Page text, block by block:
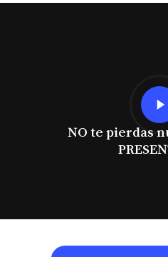
Play
Video
NO te pierdas